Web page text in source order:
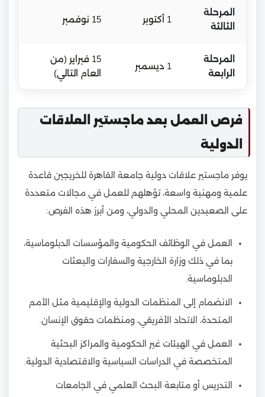
المرحلة
الثالثة
1 أكتوبر 15 نوفمبر
المرحلة
الرابعة
1 ديسمبر
15 فبراير (من
العام التالي)
فرص العمل بعد ماجستير العلاقات
الدولية
يوفر ماجستير علاقات دولية جامعة القاهرة للخريجين قاعدة
علمية ومهنية واسعة، تؤهلهم للعمل في مجالات متعددة
على الصعيدين المحلي والدولي، ومن أبرز هذه الفرص:
العمل في الوظائف الحكومية والمؤسسات الدبلوماسية،
بما في ذلك وزارة الخارجية والسفارات والبعثات
الدبلوماسية.
الانضمام إلى المنظمات الدولية والإقليمية مثل الأمم
المتحدة، الاتحاد الأفريقي، ومنظمات حقوق الإنسان.
العمل في الهيئات غير الحكومية والمراكز البحثية
المتخصصة في الدراسات السياسية والاقتصادية الدولية.
التدريس أو متابعة البحث العلمي في الجامعات